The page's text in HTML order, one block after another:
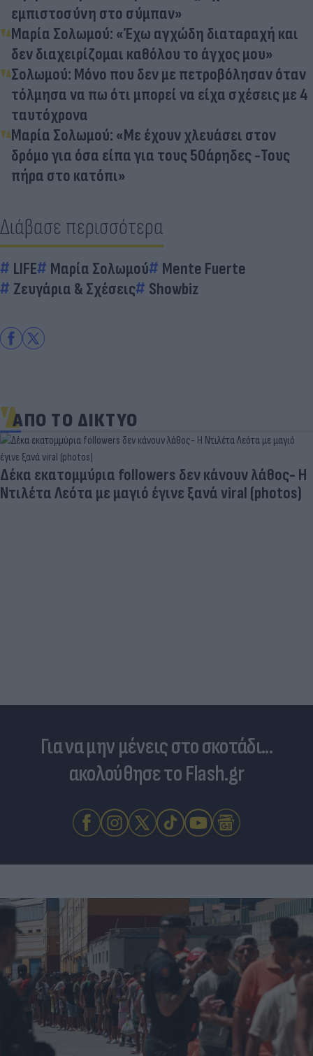
εμπιστοσύνη στο σύμπαν»
Μαρία Σολωμού: «Έχω αγχώδη διαταραχή και
δεν διαχειρίζομαι καθόλου το άγχος μου»
Σολωμού: Μόνο που δεν με πετροβόλησαν όταν
τόλμησα να πω ότι μπορεί να είχα σχέσεις με 4
ταυτόχρονα
Μαρία Σολωμού: «Με έχουν χλευάσει στον
δρόμο για όσα είπα για τους 50άρηδες -Τους
πήρα στο κατόπι»
Διάβασε περισσότερα
LIFE Μαρία Σολωμού
Mente Fuerte
Ζευγάρια & Σχέσεις
Showbiz
ΑΠΟ ΤΟ ΔΙΚΤΥΟ
λάθος- Η
(photos)
«Στην pole position για
Ντόρτμουντ»
Για να μην μένεις στο σκοτάδι...
ακολούθησε το Flash.gr